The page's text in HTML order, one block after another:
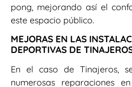
pong, mejorando así el
este espacio público.
MEJORAS EN LAS
DEPORTIVAS DE
En el caso de Tinajeros,
numerosas reparaciones